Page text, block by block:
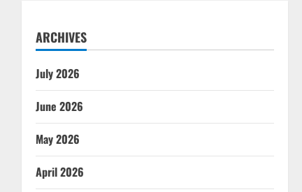
ARCHIVES
July 2026
June 2026
May 2026
April 2026